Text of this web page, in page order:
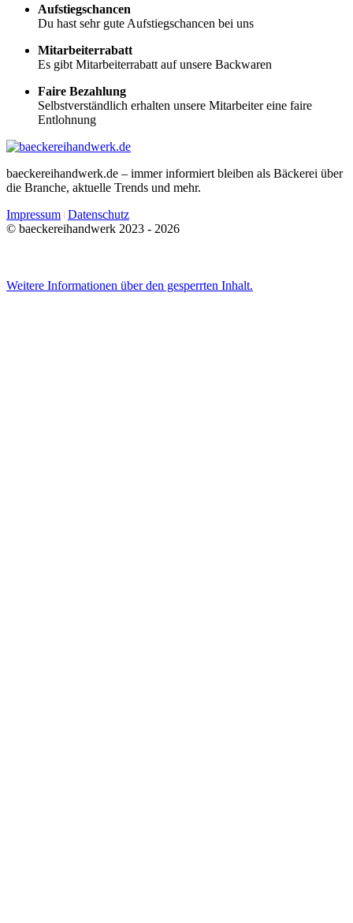
Aufstiegschancen
Du hast sehr gute Aufstiegschancen bei uns
Mitarbeiterrabatt
Es gibt Mitarbeiterrabatt auf unsere Backwaren
Faire Bezahlung
Selbstverständlich erhalten unsere Mitarbeiter eine faire
Entlohnung
baeckereihandwerk.de – immer informiert bleiben als Bäckerei über
die Branche, aktuelle Trends und mehr.
Impressum Datenschutz
© baeckereihandwerk 2023 - 2026
Weitere Informationen über den gesperrten Inhalt.